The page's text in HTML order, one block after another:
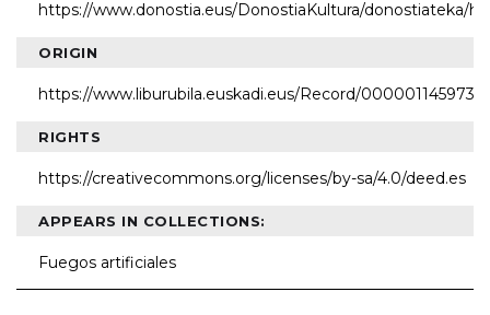
https://www.donostia.eus/DonostiaKultura/donostiateka/
ORIGIN
https://www.liburubila.euskadi.eus/Record/000001145973
RIGHTS
https://creativecommons.org/licenses/by-sa/4.0/deed.es
APPEARS IN COLLECTIONS:
Fuegos artificiales